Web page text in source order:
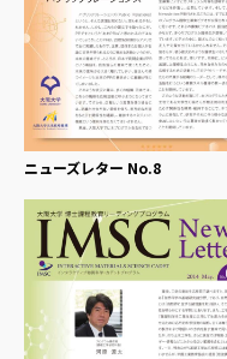
ニューズレター No.8